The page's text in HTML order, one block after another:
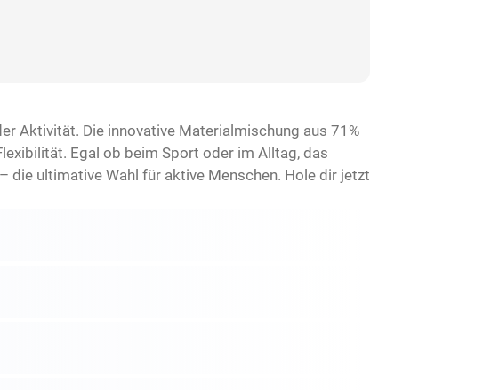
Aktivität. Die innovative Materialmischung aus 71%
Egal ob beim Sport oder im Alltag, das
ultimative Wahl für aktive Menschen. Hole dir jetzt